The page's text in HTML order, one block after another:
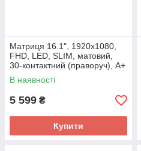
Матриця 16.1", 1920x1080,
FHD, LED, SLIM, матовий,
30-контактний (праворуч), A+
В наявності
5 599 ₴
Купити